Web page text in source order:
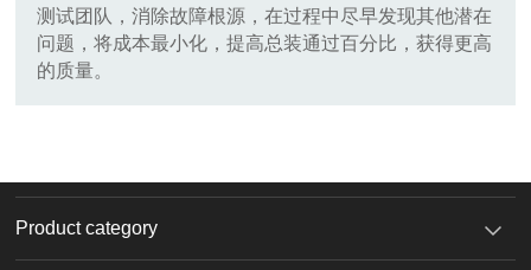
测试团队，消除故障根源，在过程中尽早发现其他潜在
问题，将成本最小化，提高总装通过百分比，获得更高
的质量。
Product category